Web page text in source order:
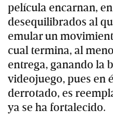
película encarnan,
desequilibrados al
emular un
cual termina, al
entrega, ganando la
videojuego, pues en
derrotado, es
ya se ha fortalecido.